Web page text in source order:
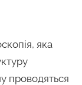
яка
проводяться